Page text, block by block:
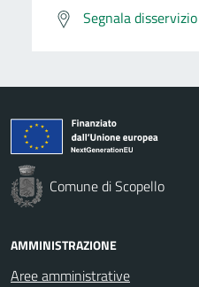
Segnala disservizio
Comune di Scopello
AMMINISTRAZIONE
Aree amministrative